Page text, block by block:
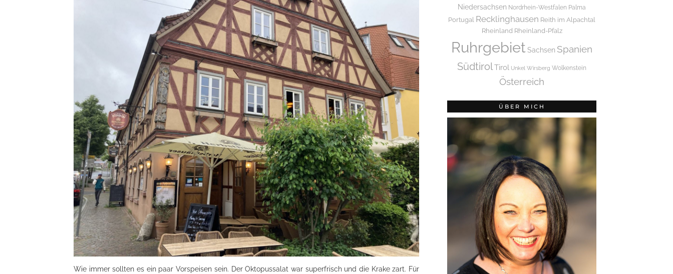
Wie immer sollten es ein paar Vorspeisen sein. Der Oktopussalat war superfrisch und die Krake zart. Für
Niedersachsen Nordrhein-Westfalen Palma
Portugal Recklinghausen Reith im Alpachtal
Rheinland Rheinland-Pfalz
Ruhrgebiet Sachsen Spanien
SüdtirolTirol Unkel Wirsberg Wolkenstein
Österreich
ÜBER MICH